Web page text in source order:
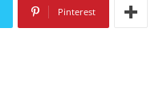
Pinterest